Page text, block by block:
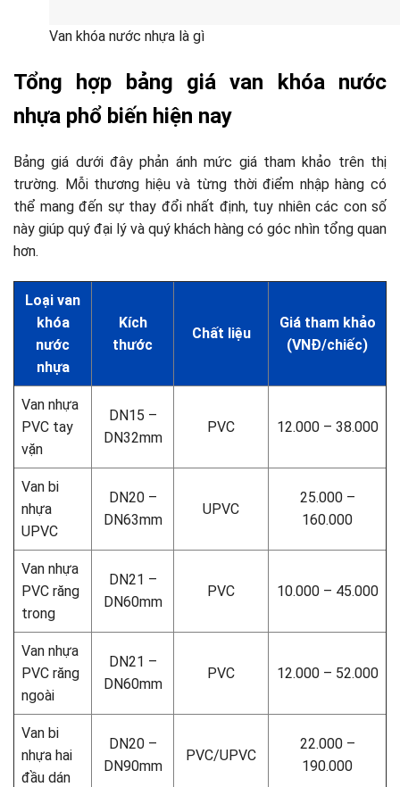
Van khóa nước nhựa là gì
Tổng hợp bảng giá van khóa nước
nhựa phổ biến hiện nay
Bảng giá dưới đây phản ánh mức giá tham khảo trên thị
trường. Mỗi thương hiệu và từng thời điểm nhập hàng có
thể mang đến sự thay đổi nhất định, tuy nhiên các con số
này giúp quý đại lý và quý khách hàng có góc nhìn tổng quan
hơn.
Loại van
khóa
nước
nhựa
Kích
thước
Chất liệu
Giá tham khảo
(VNĐ/chiếc)
Van nhựa
PVC tay
vặn
DN15 –
DN32mm
PVC 12.000 – 38.000
Van bi
nhựa
UPVC
DN20 –
DN63mm
UPVC
25.000 –
160.000
Van nhựa
PVC răng
trong
DN21 –
DN60mm
PVC 10.000 – 45.000
Van nhựa
PVC răng
ngoài
DN21 –
DN60mm
PVC 12.000 – 52.000
Van bi
nhựa hai
đầu dán
DN20 –
DN90mm
PVC/UPVC
22.000 –
190.000